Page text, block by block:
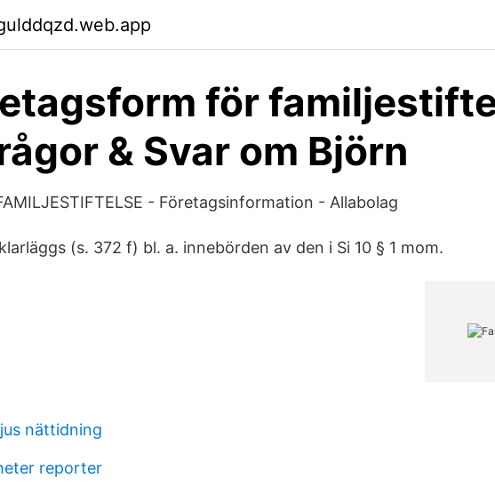
för
& Svar om Björn
- Företagsinformation - Allabolag
(s. 372 f) bl. a. innebörden av den i Si 10 § 1 mom.
nättidning
reporter